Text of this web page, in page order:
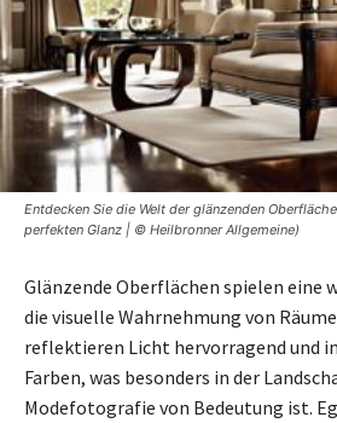
Entdecken Sie die Welt der glänzenden
perfekten Glanz | © Heilbronner Allgemeine)
Glänzende Oberflächen spielen eine
die visuelle Wahrnehmung von
reflektieren Licht hervorragend und
Farben, was besonders in der
Modefotografie von Bedeutung ist.